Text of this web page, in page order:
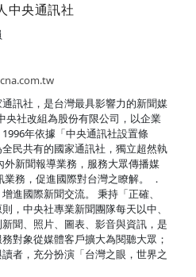
中央通訊社
訊社，是台灣最具影響力的新聞媒
央社改組為股份有限公司，以企業
年依據「中央通訊社設置條
民共有的國家通訊社，獨立超然執
新聞報導業務，服務大眾傳播媒
務，促進國際對台灣之瞭解。 ．
進國際新聞交流。 秉持「正確、
，中央社專業新聞團隊每天以中、
聞、照片、圖表、影音與資訊，是
對象從媒體客戶擴大為閱聽大眾；
者，充分扮演「台灣之眼，世界之